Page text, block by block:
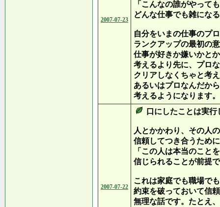
2007-07-23
「こんなの誰がやって
どんな仕事でも雑にな
自分をいまの仕事のプ
ランクアップの最初の
仕事が好きか嫌いかと
考えるより先に、プロ
クリアしなくちゃと考
あるいはプロなんだか
考えるようになります。
2007-07-22
口にしたことは実
人とかかわり、その人
信頼してつき合うため
「この人は本当のこと
信じられることが前提
これは家庭でも職場で
約束を破っておいて信
無理な話です。たとえ、